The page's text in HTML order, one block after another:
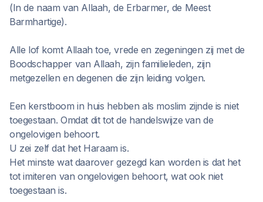
(In de naam van Allaah, de Erbarmer, de Meest
Barmhartige).
Alle lof komt Allaah toe, vrede en zegeningen zij met de
Boodschapper van Allaah, zijn familieleden, zijn
metgezellen en degenen die zijn leiding volgen.
Een kerstboom in huis hebben als moslim zijnde is niet
toegestaan. Omdat dit tot de handelswijze van de
ongelovigen behoort.
U zei zelf dat het Haraam is.
Het minste wat daarover gezegd kan worden is dat het
tot imiteren van ongelovigen behoort, wat ook niet
toegestaan is.